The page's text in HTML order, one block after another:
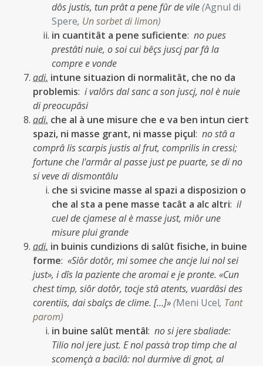
dôs justis, tun prât a pene fûr de vile(Agnul di
Spere, Un sorbet di limon)
in cuantitât a pene suficiente: no pues
prestâti nuie, o soi cui bêçs juscj par fâ la
compre e vonde
adi. intune situazion di normalitât, che no da
problemis: i valôrs dal sanc a son juscj, nol è nuie
di preocupâsi
adi. che al à une misure che e va ben intun ciert
spazi, ni masse grant, ni masse piçul: no stâ a
comprâ lis scarpis justis al frut, comprilis in cressi;
fortune che l'armâr al passe just pe puarte, se di no
si veve di dismontâlu
che si svicine masse al spazi a disposizion o
che al sta a pene masse tacât a alc altri: il
cuel de cjamese al è masse just, miôr une
misure plui grande
adi. in buinis cundizions di salût fisiche, in buine
forme: «Siôr dotôr, mi somee che ancje lui nol sei
just», i dîs la paziente che aromai e je pronte. «Cun
chest timp, siôr dotôr, tocje stâ atents, vuardâsi des
corentiis, dai sbalçs de clime. […]»(Meni Ucel, Tant
parom)
in buine salût mentâl: no si jere sbaliade:
Tilio nol jere just. E nol passà trop timp che al
scomençà a bacilâ: nol durmive di gnot, al